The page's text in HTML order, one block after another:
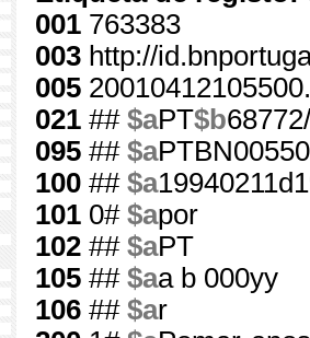
001 763383
003 http://
005
021 ## $aPT$b
095 ## $a
100 ## $a
101 0# $apor
102 ## $aPT
105 ## $aa b 000yy
106 ## $ar